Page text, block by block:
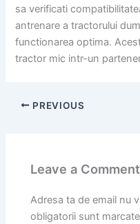
sa verificati
antrenare a tractorului
functionarea optima.
tractor mic intr-un
PREVIOUS
Leave a Comment
Adresa ta de email nu
obligatorii sunt